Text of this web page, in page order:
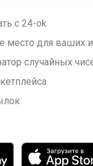
с 24-ok
место для ваших
случайных